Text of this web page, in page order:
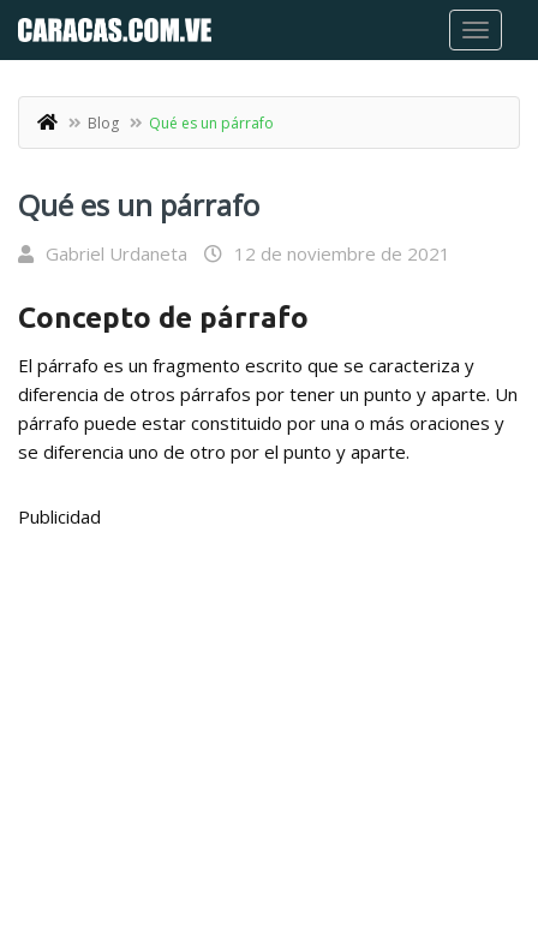
Blog Qué es un párrafo
Qué es un párrafo
Gabriel Urdaneta 12 de noviembre de 2021
Concepto de párrafo
El párrafo es un fragmento escrito que se caracteriza y
diferencia de otros párrafos por tener un punto y aparte. Un
párrafo puede estar constituido por una o más oraciones y
se diferencia uno de otro por el punto y aparte.
Publicidad